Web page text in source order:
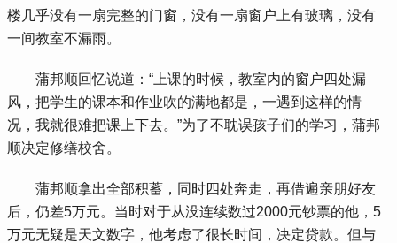
楼几乎没有一扇完整的门窗，没有一扇窗户上有玻璃，没有
一间教室不漏雨。
蒲邦顺回忆说道：“上课的时候，教室内的窗户四处漏
风，把学生的课本和作业吹的满地都是，一遇到这样的情
况，我就很难把课上下去。”为了不耽误孩子们的学习，蒲邦
顺决定修缮校舍。
蒲邦顺拿出全部积蓄，同时四处奔走，再借遍亲朋好友
后，仍差5万元。当时对于从没连续数过2000元钞票的他，5
万元无疑是天文数字，他考虑了很长时间，决定贷款。但与